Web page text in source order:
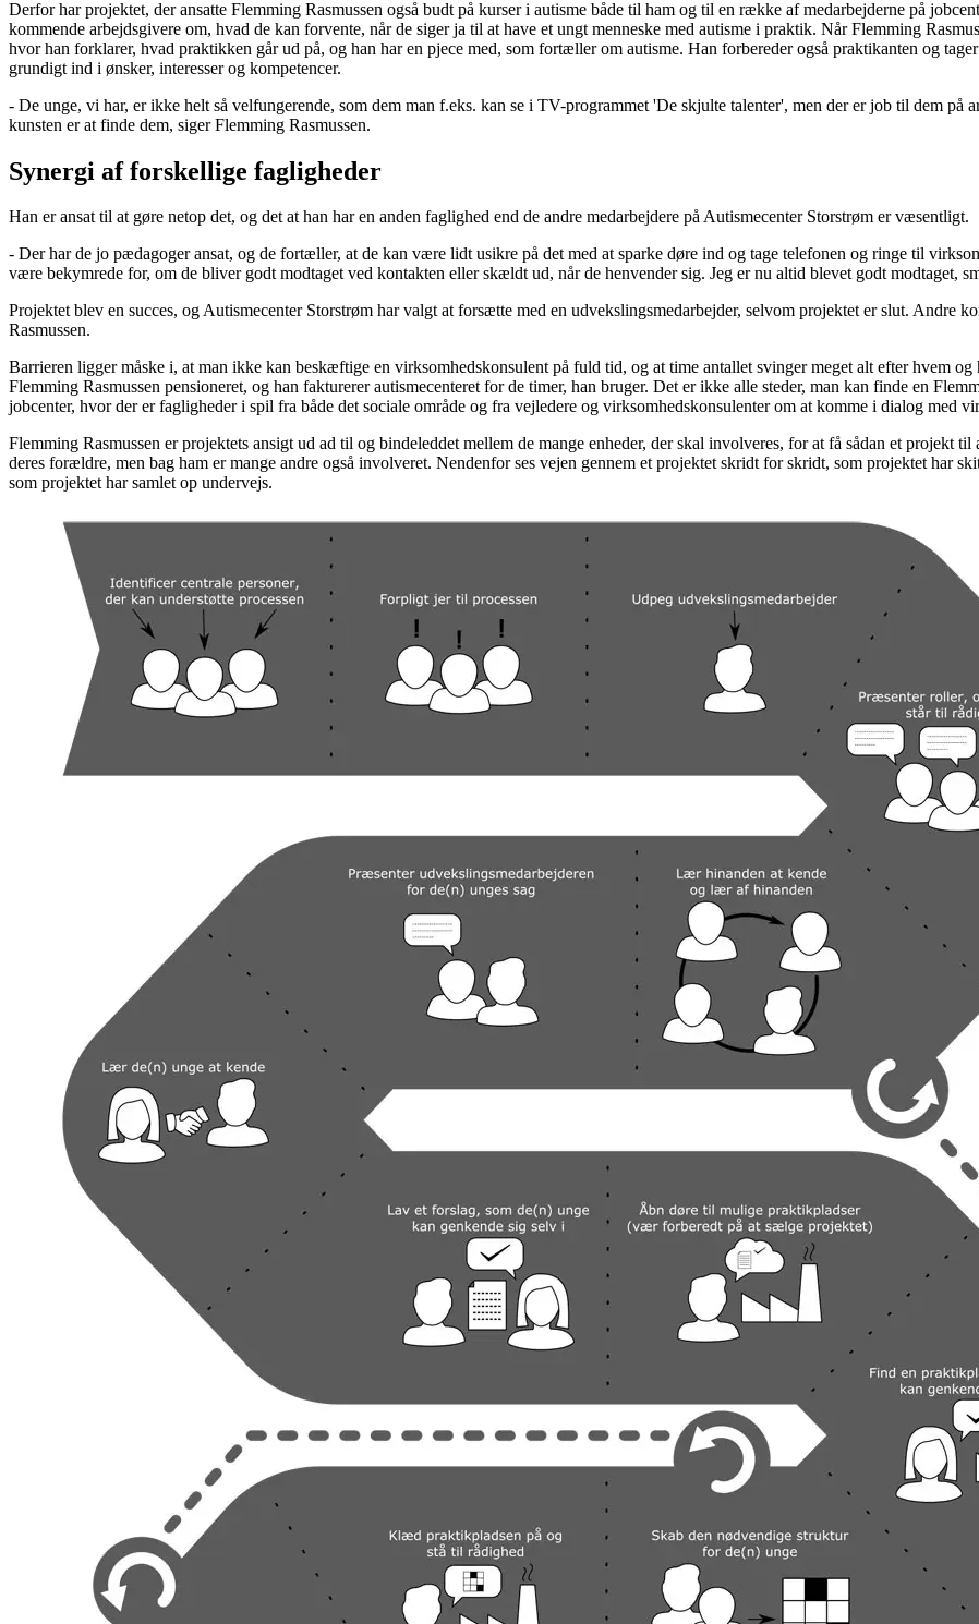
Derfor har projektet, der ansatte Flemming Rasmussen også budt på kurser i autisme både til ham og til en række af medarbejderne på
kommende arbejdsgivere om, hvad de kan forvente, når de siger ja til at have et ungt menneske med autisme i praktik. Når Flemming
hvor han forklarer, hvad praktikken går ud på, og han har en pjece med, som fortæller om autisme. Han forbereder også praktikanten og
grundigt ind i ønsker, interesser og kompetencer.
- De unge, vi har, er ikke helt så velfungerende, som dem man f.eks. kan se i TV-programmet 'De skjulte talenter', men der er job til dem på
kunsten er at finde dem, siger Flemming Rasmussen.
Synergi af forskellige fagligheder
Han er ansat til at gøre netop det, og det at han har en anden faglighed end de andre medarbejdere på Autismecenter Storstrøm er væsentligt.
- Der har de jo pædagoger ansat, og de fortæller, at de kan være lidt usikre på det med at sparke døre ind og tage telefonen og ringe til
være bekymrede for, om de bliver godt modtaget ved kontakten eller skældt ud, når de henvender sig. Jeg er nu altid blevet godt modtaget,
Projektet blev en succes, og Autismecenter Storstrøm har valgt at forsætte med en udvekslingsmedarbejder, selvom projektet er slut. Andre
Rasmussen.
Barrieren ligger måske i, at man ikke kan beskæftige en virksomhedskonsulent på fuld tid, og at time antallet svinger meget alt efter hvem
Flemming Rasmussen pensioneret, og han fakturerer autismecenteret for de timer, han bruger. Det er ikke alle steder, man kan finde en
jobcenter, hvor der er fagligheder i spil fra både det sociale område og fra vejledere og virksomhedskonsulenter om at komme i dialog med
Flemming Rasmussen er projektets ansigt ud ad til og bindeleddet mellem de mange enheder, der skal involveres, for at få sådan et projekt
deres forældre, men bag ham er mange andre også involveret. Nendenfor ses vejen gennem et projektet skridt for skridt, som projektet har
som projektet har samlet op undervejs.